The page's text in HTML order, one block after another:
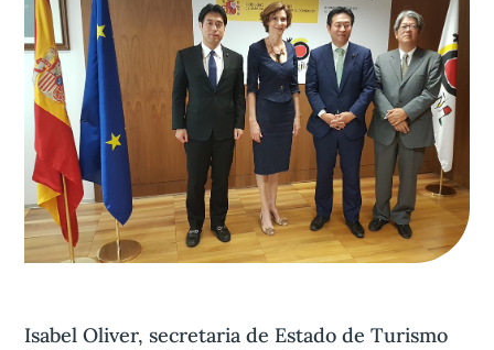
Aviso legal
de privacidad
Contacta
Isabel Oliver, secretaria de Estado de Turismo